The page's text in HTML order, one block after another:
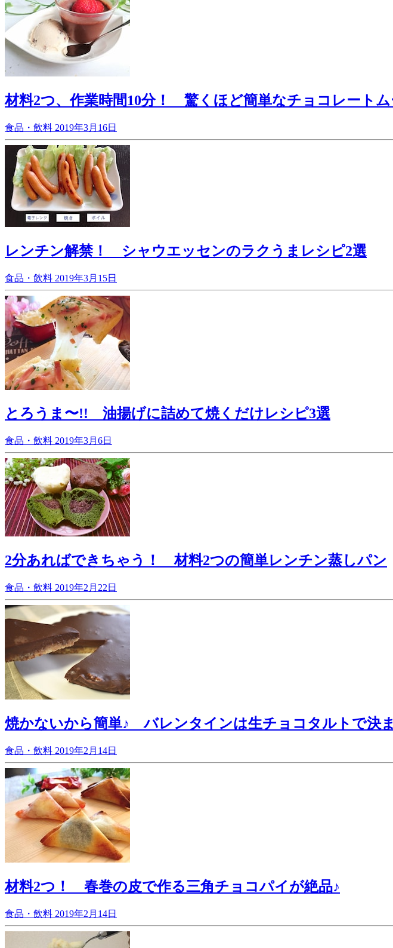
材料2つ、作業時間10分！ 驚くほど簡単なチョコレート
食品・飲料 2019年3月16日
レンチン解禁！ シャウエッセンのラクうまレシピ2選
食品・飲料 2019年3月15日
とろうま〜!! 油揚げに詰めて焼くだけレシピ3選
食品・飲料 2019年3月6日
2分あればできちゃう！ 材料2つの簡単レンチン蒸しパン
食品・飲料 2019年2月22日
焼かないから簡単♪ バレンタインは生チョコタルトで決
食品・飲料 2019年2月14日
材料2つ！ 春巻の皮で作る三角チョコパイが絶品♪
食品・飲料 2019年2月14日